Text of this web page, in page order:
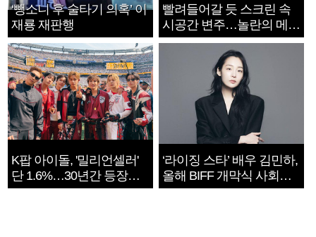
‘뺑소니 후 술타기 의혹’ 이
재룡 재판행
빨려들어갈 듯 스크린 속
시공간 변주…놀란의 메시
지는 ‘전쟁 속죄’
K팝 아이돌, '밀리언셀러'
단 1.6%…30년간 등장
1182개팀 전수조사
‘라이징 스타’ 배우 김민하,
올해 BIFF 개막식 사회자
확정